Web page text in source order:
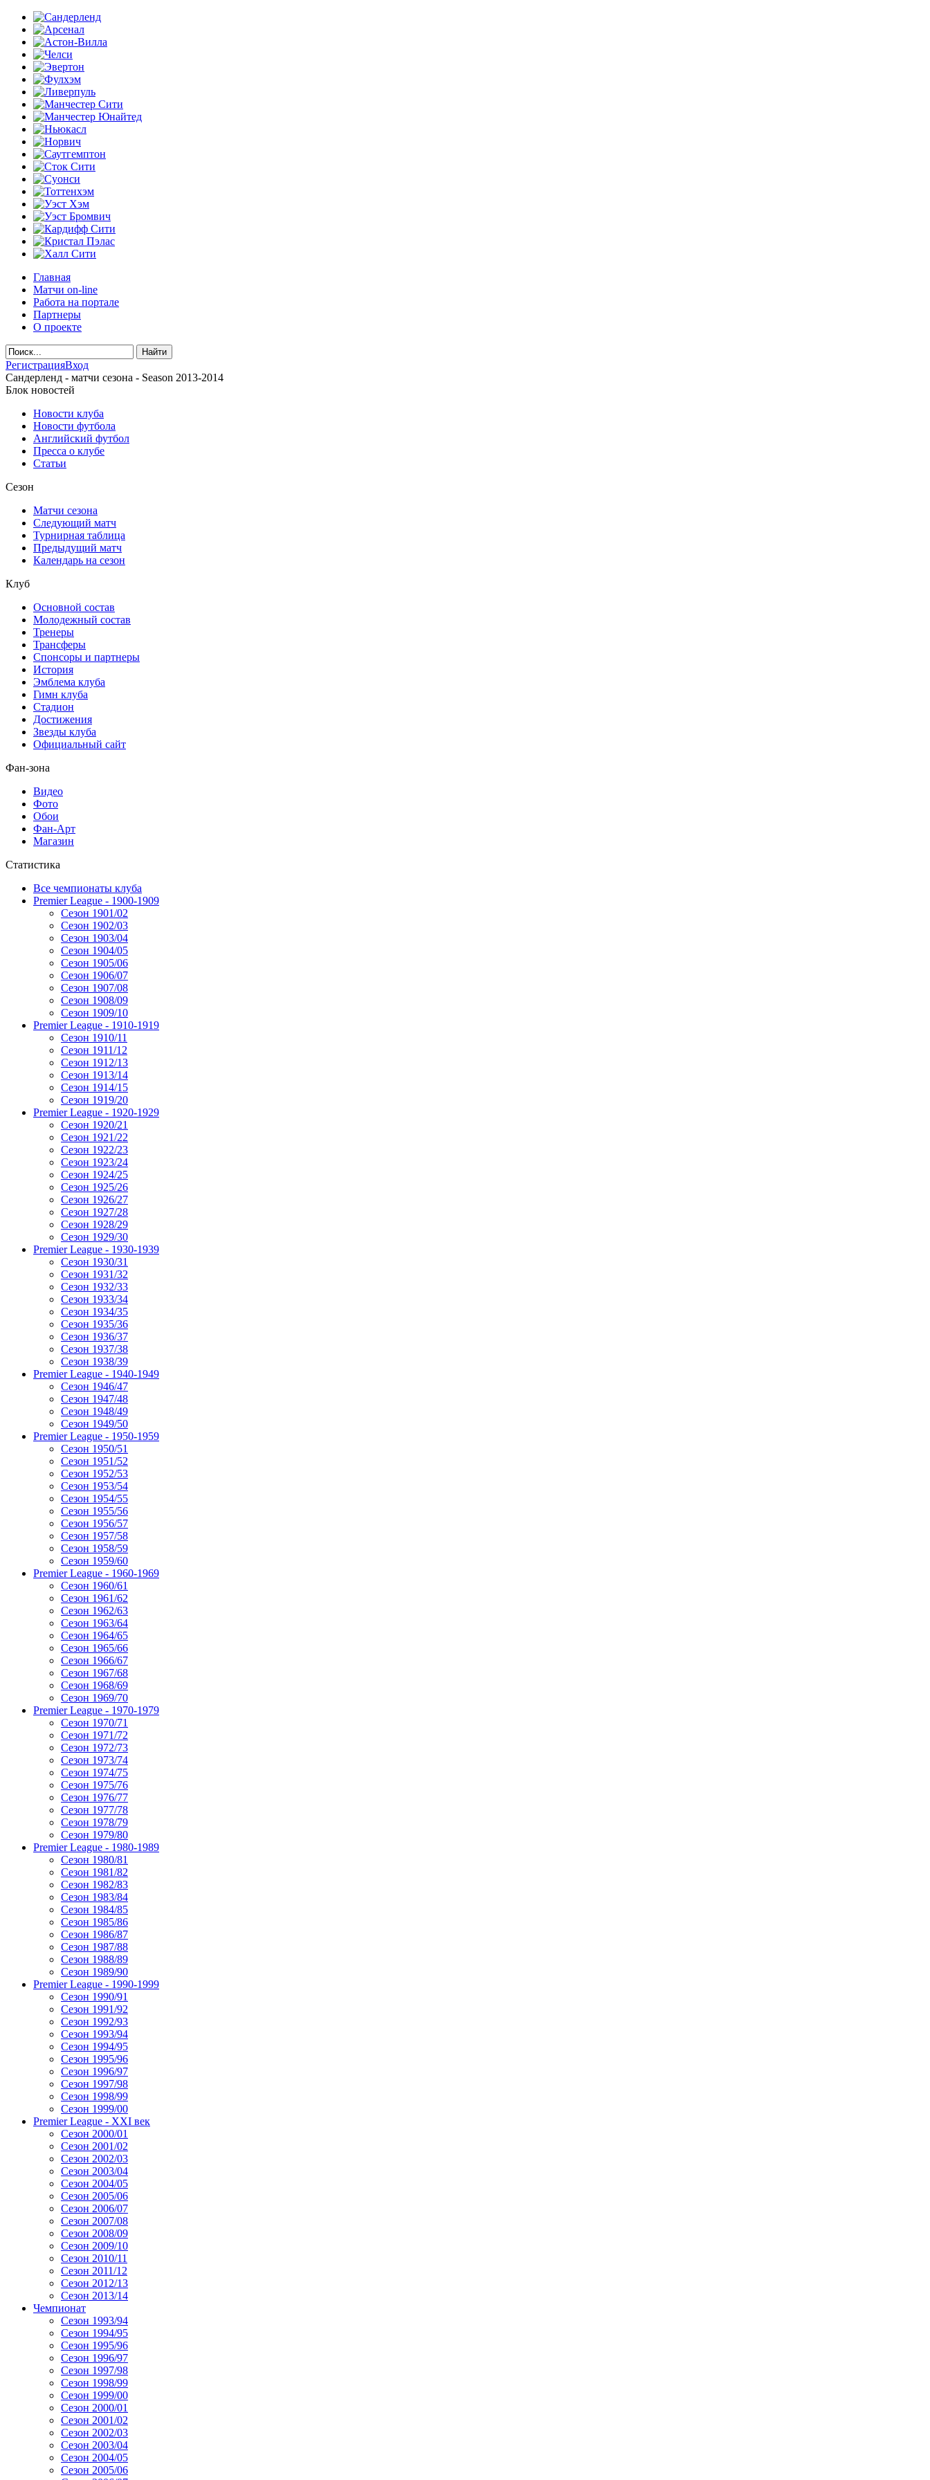
Главная
Матчи on-line
Работа на портале
Партнеры
О проекте
РегистрацияВход
Сандерленд - матчи сезона - Season 2013-2014
Блок новостей
Новости клуба
Новости футбола
Английский футбол
Пресса о клубе
Статьи
Сезон
Матчи сезона
Следующий матч
Турнирная таблица
Предыдущий матч
Календарь на сезон
Клуб
Основной состав
Молодежный состав
Тренеры
Трансферы
Спонсоры и партнеры
История
Эмблема клуба
Гимн клуба
Стадион
Достижения
Звезды клуба
Официальный сайт
Фан-зона
Видео
Фото
Обои
Фан-Арт
Магазин
Статистика
Все чемпионаты клуба
Premier League - 1900-1909
Сезон 1901/02
Сезон 1902/03
Сезон 1903/04
Сезон 1904/05
Сезон 1905/06
Сезон 1906/07
Сезон 1907/08
Сезон 1908/09
Сезон 1909/10
Premier League - 1910-1919
Сезон 1910/11
Сезон 1911/12
Сезон 1912/13
Сезон 1913/14
Сезон 1914/15
Сезон 1919/20
Premier League - 1920-1929
Сезон 1920/21
Сезон 1921/22
Сезон 1922/23
Сезон 1923/24
Сезон 1924/25
Сезон 1925/26
Сезон 1926/27
Сезон 1927/28
Сезон 1928/29
Сезон 1929/30
Premier League - 1930-1939
Сезон 1930/31
Сезон 1931/32
Сезон 1932/33
Сезон 1933/34
Сезон 1934/35
Сезон 1935/36
Сезон 1936/37
Сезон 1937/38
Сезон 1938/39
Premier League - 1940-1949
Сезон 1946/47
Сезон 1947/48
Сезон 1948/49
Сезон 1949/50
Premier League - 1950-1959
Сезон 1950/51
Сезон 1951/52
Сезон 1952/53
Сезон 1953/54
Сезон 1954/55
Сезон 1955/56
Сезон 1956/57
Сезон 1957/58
Сезон 1958/59
Сезон 1959/60
Premier League - 1960-1969
Сезон 1960/61
Сезон 1961/62
Сезон 1962/63
Сезон 1963/64
Сезон 1964/65
Сезон 1965/66
Сезон 1966/67
Сезон 1967/68
Сезон 1968/69
Сезон 1969/70
Premier League - 1970-1979
Сезон 1970/71
Сезон 1971/72
Сезон 1972/73
Сезон 1973/74
Сезон 1974/75
Сезон 1975/76
Сезон 1976/77
Сезон 1977/78
Сезон 1978/79
Сезон 1979/80
Premier League - 1980-1989
Сезон 1980/81
Сезон 1981/82
Сезон 1982/83
Сезон 1983/84
Сезон 1984/85
Сезон 1985/86
Сезон 1986/87
Сезон 1987/88
Сезон 1988/89
Сезон 1989/90
Premier League - 1990-1999
Сезон 1990/91
Сезон 1991/92
Сезон 1992/93
Сезон 1993/94
Сезон 1994/95
Сезон 1995/96
Сезон 1996/97
Сезон 1997/98
Сезон 1998/99
Сезон 1999/00
Premier League - XXI век
Сезон 2000/01
Сезон 2001/02
Сезон 2002/03
Сезон 2003/04
Сезон 2004/05
Сезон 2005/06
Сезон 2006/07
Сезон 2007/08
Сезон 2008/09
Сезон 2009/10
Сезон 2010/11
Сезон 2011/12
Сезон 2012/13
Сезон 2013/14
Чемпионат
Сезон 1993/94
Сезон 1994/95
Сезон 1995/96
Сезон 1996/97
Сезон 1997/98
Сезон 1998/99
Сезон 1999/00
Сезон 2000/01
Сезон 2001/02
Сезон 2002/03
Сезон 2003/04
Сезон 2004/05
Сезон 2005/06